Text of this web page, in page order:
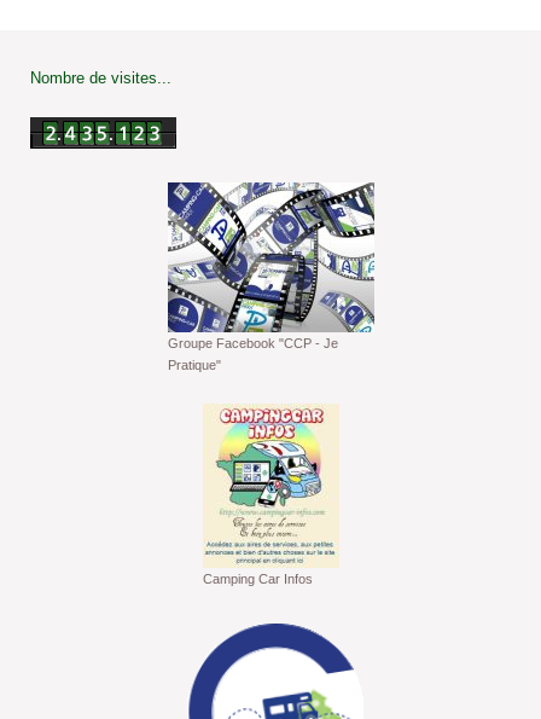
Nombre de visites...
Groupe Facebook "CCP - Je
Pratique"
Camping Car Infos